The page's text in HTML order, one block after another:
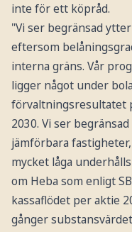
inte för ett köpråd.
"Vi ser begränsad
eftersom
interna gräns. Vår
ligger något under
förvaltningsresultatet
2030. Vi ser
jämförbara
mycket låga
om Heba som enligt
kassaflödet per aktie
gånger